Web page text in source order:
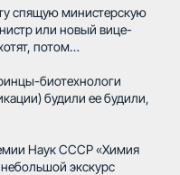
спящую министерскую
или новый вице-
потом…
биотехнологи
будили ее будили,
Наук СССР «Химия
экскурс